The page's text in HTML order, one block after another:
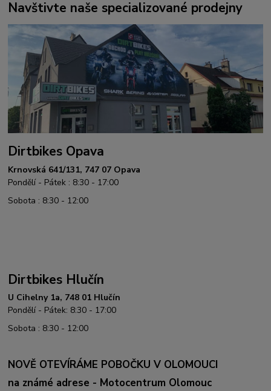
Navštivte naše specializované prodejny
Dirtbikes Opava
Krnovská 641/131, 747 07 Opava
Pondělí - Pátek : 8:30 - 17:00
Sobota : 8:30 - 12:00
Dirtbikes Hlučín
U Cihelny 1a, 748 01 Hlučín
Pondělí - Pátek: 8:30 - 17:00
Sobota : 8:30 - 12:00
NOVĚ OTEVÍRÁME POBOČKU V OLOMOUCI
na známé adrese - Motocentrum Olomouc